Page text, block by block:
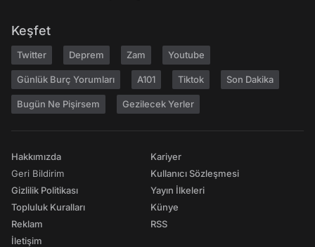
Keşfet
Twitter Deprem Zam Youtube
Günlük Burç Yorumları A101 Tiktok Son Dakika
Bugün Ne Pişirsem Gezilecek Yerler
Hakkımızda
Geri Bildirim
Gizlilik Politikası
Topluluk Kuralları
Reklam
İletişim
Kariyer
Kullanıcı Sözleşmesi
Yayın İlkeleri
Künye
RSS